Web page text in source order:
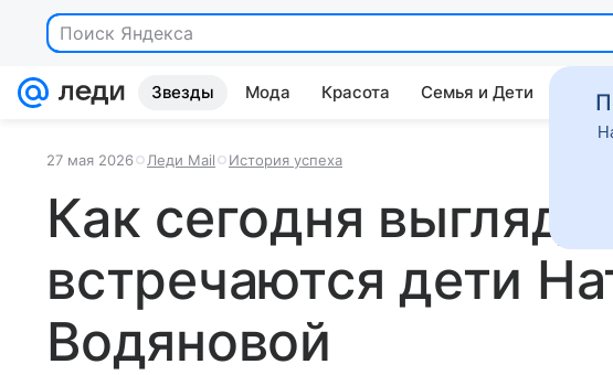
Поиск Яндекса
Звезды Мода Красота Семья и Дети Дом
27 мая 2026 Леди Mail История успеха
Как сегодня
встречаются дети
Водяновой